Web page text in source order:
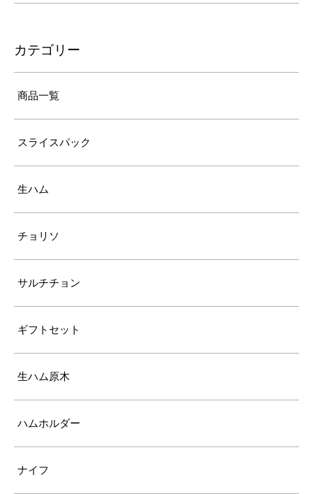
カテゴリー
商品一覧
スライスパック
生ハム
チョリソ
サルチチョン
ギフトセット
生ハム原木
ハムホルダー
ナイフ